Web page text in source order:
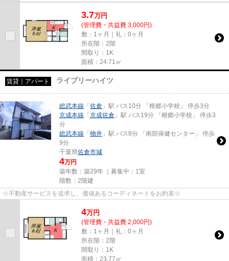
3.7万円
(管理費・共益費 3,000円)
敷：1ヶ月｜礼：0ヶ月
所在階：2階
間取り：1K
面積：24.71㎡
賃貸｜アパート ライブリーハイツ
総武本線 「 佐倉 」駅 バス10分 「根郷小学校」 停歩3分
京成本線 「 京成佐倉 」駅 バス19分 「根郷小学校」 停歩3
分
総武本線 「 物井 」駅 バス8分 「南部保健センター」 停歩
9分
千葉県佐倉市城
4万円
築年数：築29年 ｜募集中： 1室
階数：2階建
☆不動産サービスを追求し、価値あるコーディネートをお約束☆
4万円
(管理費・共益費 2,000円)
敷：1ヶ月｜礼：0ヶ月
所在階：2階
間取り：1K
面積：23.77㎡